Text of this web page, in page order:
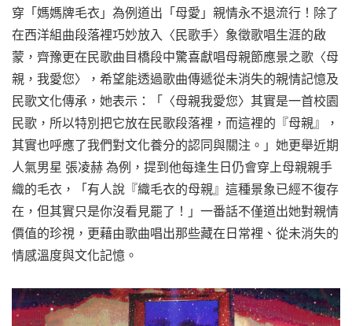
穿「媽媽牌毛衣」為例道出「母愛」親情永不退流行！除了
在西洋組曲段落裡巧妙放入〈民歌手〉象徵歌唱生涯的啟
蒙，齊豫更在民歌曲目橋段中驚喜獻唱母親節應景之歌〈母
親，我愛您〉，希望能透過歌曲傳遞從未消失的親情記憶及
民歌文化傳承，她表示：「〈母親我愛您〉其實是一首校園
民歌，所以特別把它放在民歌段落裡，而這裡的『母親』，
其實也呼應了我們對文化養分的認同與關注。」她更舉近期
人氣男星 張凌赫 為例，提到他每逢生日仍會穿上母親親手
織的毛衣，「有人說『織毛衣的母親』這種景象已經不復存
在，但其實只是你沒看見罷了！」一番話不僅道出她對親情
價值的珍視，更藉由歌曲唱出那些藏在日常裡、從未消失的
情感溫度與文化記憶。